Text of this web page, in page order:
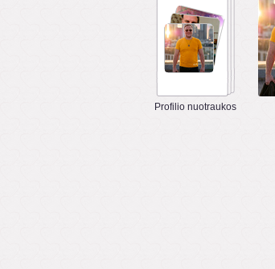
Profilio nuotraukos